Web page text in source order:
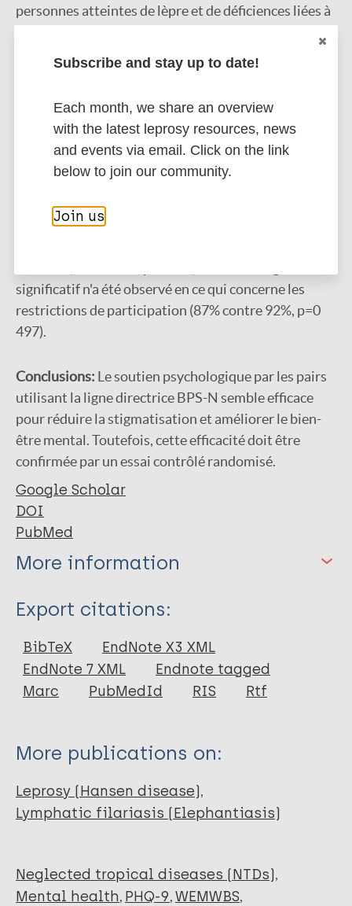
personnes atteintes de lèpre et de déficiences liées à
standardisées: niveau de stigmatisation, bien-être
participation sociale. Les différences ont été testées
à l'aide de tests de signification standardisés.
Après 3 mois d'intervention, le niveau
moyen de stigmatisation a diminué (30,3 à 24, p<0
001) ; le niveau de bien-être mental a augmenté (0% à
significatif n'a été observé en ce qui concerne les
restrictions de participation (87% contre 92%, p=0
497).
Conclusions: Le soutien psychologique par les pairs
utilisant la ligne directrice BPS-N semble efficace
pour réduire la stigmatisation et améliorer le bien-
être mental. Toutefois, cette efficacité doit être
confirmée par un essai contrôlé randomisé.
Google Scholar
DOI
PubMed
More information
Type
Journal Article
Author
Nayak P
van Brakel W
van Wijk R
Jain A
Mishra C
Export citations:
BibTeX
EndNote X3 XML
EndNote 7 XML
Endnote tagged
Marc
PubMedId RIS Rtf
More publications on:
Leprosy (Hansen disease)
Lymphatic filariasis (Elephantiasis)
Neglected tropical diseases (NTDs)
Mental health PHQ-9 WEMWBS
Subscribe and stay up to date!
Each month, we share an overview
with the latest leprosy resources, news
and events via email. Click on the link
below to join our community.
Join us